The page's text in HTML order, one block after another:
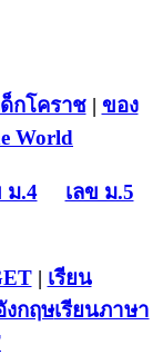
กโคราช| ของ
World
ม.4
เลข ม.5
| เรียน
งกฤษเรียนภาษา